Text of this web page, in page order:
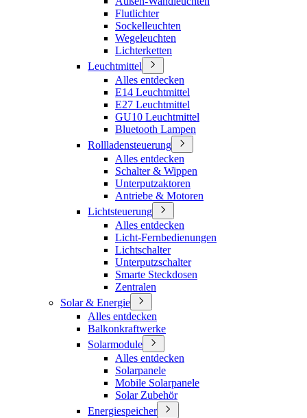
Flutlichter
Sockelleuchten
Wegeleuchten
Lichterketten
Leuchtmittel
Alles entdecken
E14 Leuchtmittel
E27 Leuchtmittel
GU10 Leuchtmittel
Bluetooth Lampen
Rollladensteuerung
Alles entdecken
Schalter & Wippen
Unterputzaktoren
Antriebe & Motoren
Lichtsteuerung
Alles entdecken
Licht-Fernbedienungen
Lichtschalter
Unterputzschalter
Smarte Steckdosen
Zentralen
Solar & Energie
Alles entdecken
Balkonkraftwerke
Solarmodule
Alles entdecken
Solarpanele
Mobile Solarpanele
Solar Zubehör
Energiespeicher